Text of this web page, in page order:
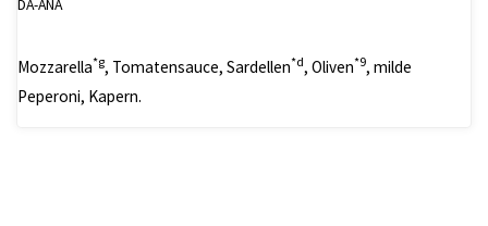
DA-ANA
Mozzarella*g, Tomatensauce, Sardellen*d, Oliven*9, milde
Peperoni, Kapern.